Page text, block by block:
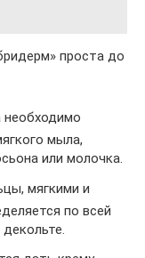
проста до
необходимо
мыла,
или молочка.
мягкими и
по всей